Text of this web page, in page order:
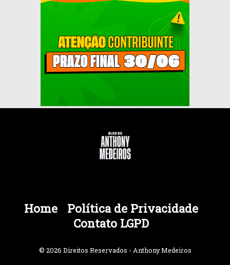
Home
Política de Privacidade
Contato LGPD
© 2026 Direitos Reservados - Anthony Medeiros